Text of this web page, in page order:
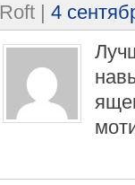
Roft | 4